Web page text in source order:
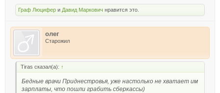
Граф Люцифер и Давид Маркович нравится это.
олег
Старожил
Tiras сказал(а): ↑
Бедные врачи Приднестровья, уже настолько не хватает им
зарплаты, что пошли грабить сберкассы)